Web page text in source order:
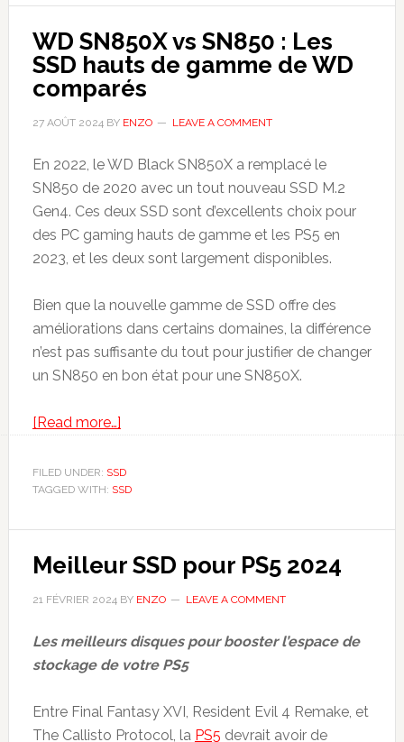
WD SN850X vs SN850 : Les
SSD hauts de gamme de WD
comparés
27 AOÛT 2024BY ENZO LEAVE A COMMENT
En 2022, le WD Black SN850X a remplacé le
SN850 de 2020 avec un tout nouveau SSD M.2
Gen4. Ces deux SSD sont d’excellents choix pour
des PC gaming hauts de gamme et les PS5 en
2023, et les deux sont largement disponibles.
Bien que la nouvelle gamme de SSD offre des
améliorations dans certains domaines, la différence
n’est pas suffisante du tout pour justifier de changer
un SN850 en bon état pour une SN850X.
[Read more…]about
SN850X
vs
Les
hauts
gamme
WD
comparés
FILED UNDER: SSD
TAGGED WITH: SSD
Meilleur SSD pour PS5 2024
21 FÉVRIER 2024BY ENZO LEAVE A COMMENT
Les meilleurs disques pour booster l’espace de
stockage de votre PS5
Entre Final Fantasy XVI, Resident Evil 4 Remake, et
The Callisto Protocol, la PS5 devrait avoir de